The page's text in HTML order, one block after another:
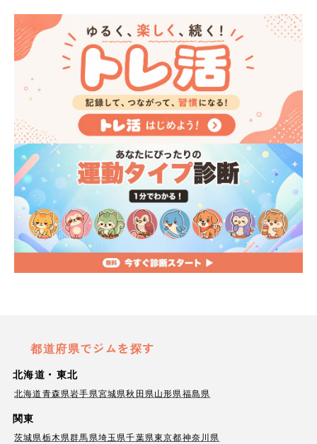
都道府県でジムを探す
北海道・東北
北海道青森県岩手県宮城県秋田県山形県福島県
関東
茨城県栃木県群馬県埼玉県千葉県東京都神奈川県